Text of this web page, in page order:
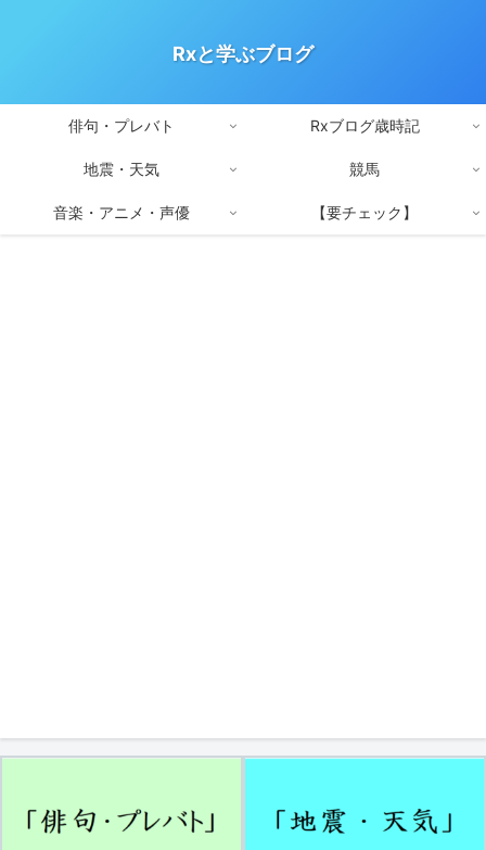
Rxと学ぶブログ
俳句・プレバト Rxブログ歳時記
地震・天気 競馬
音楽・アニメ・声優 【要チェック】